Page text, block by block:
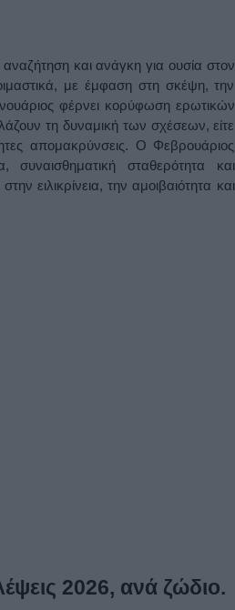
και ανάγκη για ουσία στον
με έμφαση στη σκέψη, την
φέρνει κορύφωση ερωτικών
τη δυναμική των σχέσεων, είτε
απομακρύνσεις. Ο Φεβρουάριος
σταθερότητα και
ειλικρίνεια, την αμοιβαιότητα και
2026, ανά ζώδιο.